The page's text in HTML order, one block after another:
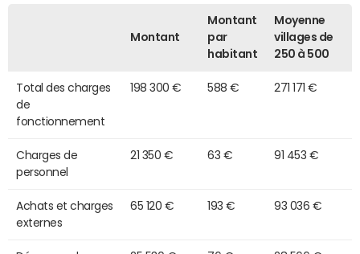
Montant
Montant
par
habitant
Moyenne
villages de
250 à 500
Total des charges
de
fonctionnement
198 300 € 588 € 271 171 €
Charges de
personnel
21 350 € 63 € 91 453 €
Achats et charges
externes
65 120 € 193 € 93 036 €